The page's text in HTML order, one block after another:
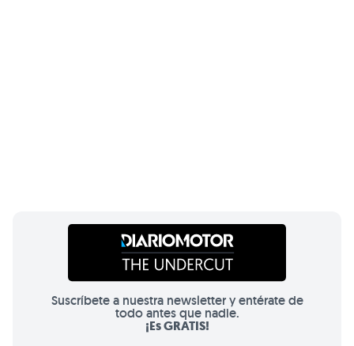
Suscríbete a nuestra newsletter y entérate de
todo antes que nadie.
¡Es GRATIS!